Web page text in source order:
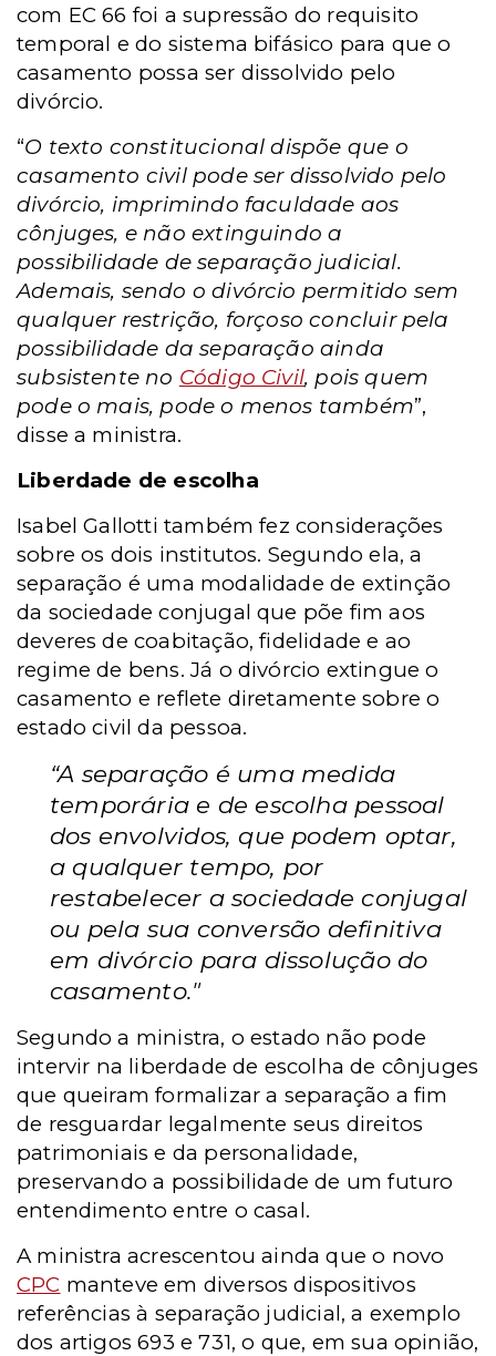
com EC 66 foi a supressão do requisito
temporal e do sistema bifásico para que o
casamento possa ser dissolvido pelo
divórcio.
“O texto constitucional dispõe que o
casamento civil pode ser dissolvido pelo
divórcio, imprimindo faculdade aos
cônjuges, e não extinguindo a
possibilidade de separação judicial.
Ademais, sendo o divórcio permitido sem
qualquer restrição, forçoso concluir pela
possibilidade da separação ainda
subsistente no Código Civil, pois quem
pode o mais, pode o menos também”,
disse a ministra.
Liberdade de escolha
Isabel Gallotti também fez considerações
sobre os dois institutos. Segundo ela, a
separação é uma modalidade de extinção
da sociedade conjugal que põe fim aos
deveres de coabitação, fidelidade e ao
regime de bens. Já o divórcio extingue o
casamento e reflete diretamente sobre o
estado civil da pessoa.
“A separação é uma medida
temporária e de escolha pessoal
dos envolvidos, que podem optar,
a qualquer tempo, por
restabelecer a sociedade conjugal
ou pela sua conversão definitiva
em divórcio para dissolução do
casamento."
Segundo a ministra, o estado não pode
intervir na liberdade de escolha de cônjuges
que queiram formalizar a separação a fim
de resguardar legalmente seus direitos
patrimoniais e da personalidade,
preservando a possibilidade de um futuro
entendimento entre o casal.
A ministra acrescentou ainda que o novo
CPC manteve em diversos dispositivos
referências à separação judicial, a exemplo
dos artigos 693 e 731, o que, em sua opinião,